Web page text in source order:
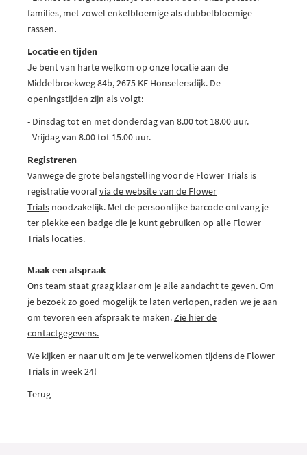
families, met zowel enkelbloemige als dubbelbloemige
rassen.
Locatie en tijden
Je bent van harte welkom op onze locatie aan de
Middelbroekweg 84b, 2675 KE Honselersdijk. De
openingstijden zijn als volgt:
- Dinsdag tot en met donderdag van 8.00 tot 18.00 uur.
- Vrijdag van 8.00 tot 15.00 uur.
Registreren
Vanwege de grote belangstelling voor de Flower Trials is
registratie voorafvia de website van de Flower
Trials noodzakelijk. Met de persoonlijke barcode ontvang je
ter plekke een badge die je kunt gebruiken op alle Flower
Trials locaties.
Maak een afspraak
Ons team staat graag klaar om je alle aandacht te geven. Om
je bezoek zo goed mogelijk te laten verlopen, raden we je aan
om tevoren een afspraak te maken.Zie hier de
contactgegevens.
We kijken er naar uit om je te verwelkomen tijdens de Flower
Trials in week 24!
Terug